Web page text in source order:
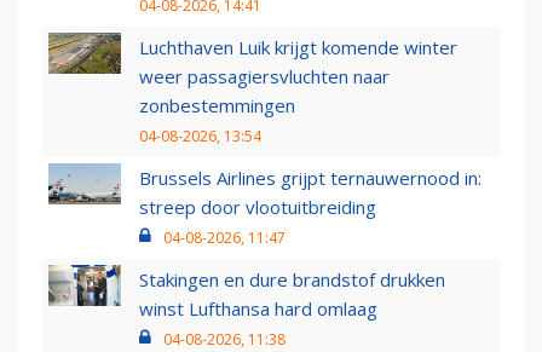
04-08-2026, 14:41
Luchthaven Luik krijgt komende winter
weer passagiersvluchten naar
zonbestemmingen
04-08-2026, 13:54
Brussels Airlines grijpt ternauwernood in:
streep door vlootuitbreiding
04-08-2026, 11:47
Stakingen en dure brandstof drukken
winst Lufthansa hard omlaag
04-08-2026, 11:38